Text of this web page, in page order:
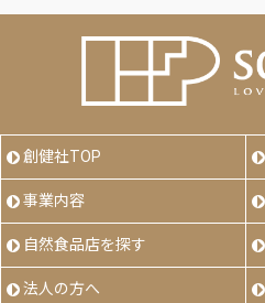
創健社TOP
事業内容
自然食品店を探す
法人の方へ